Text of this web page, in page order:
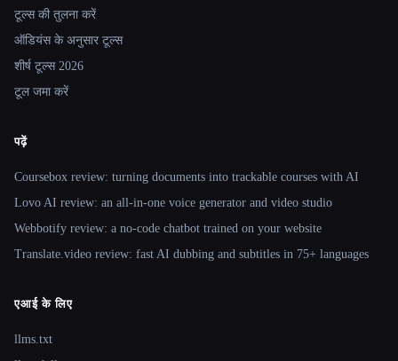
टूल्स की तुलना करें
ऑडियंस के अनुसार टूल्स
शीर्ष टूल्स 2026
टूल जमा करें
पढ़ें
Coursebox review: turning documents into trackable courses with AI
Lovo AI review: an all-in-one voice generator and video studio
Webbotify review: a no-code chatbot trained on your website
Translate.video review: fast AI dubbing and subtitles in 75+ languages
एआई के लिए
llms.txt